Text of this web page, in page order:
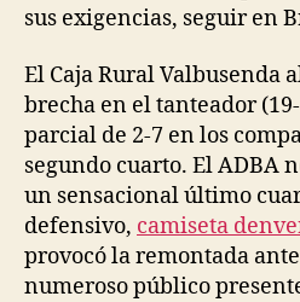
sus exigencias, seguir en
El Caja Rural Valbusenda
brecha en el tanteador
parcial de 2-7 en los
segundo cuarto. El ADBA
un sensacional último
defensivo, camiseta
provocó la remontada
numeroso público